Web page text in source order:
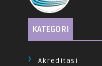
KATEGORI
Akreditasi